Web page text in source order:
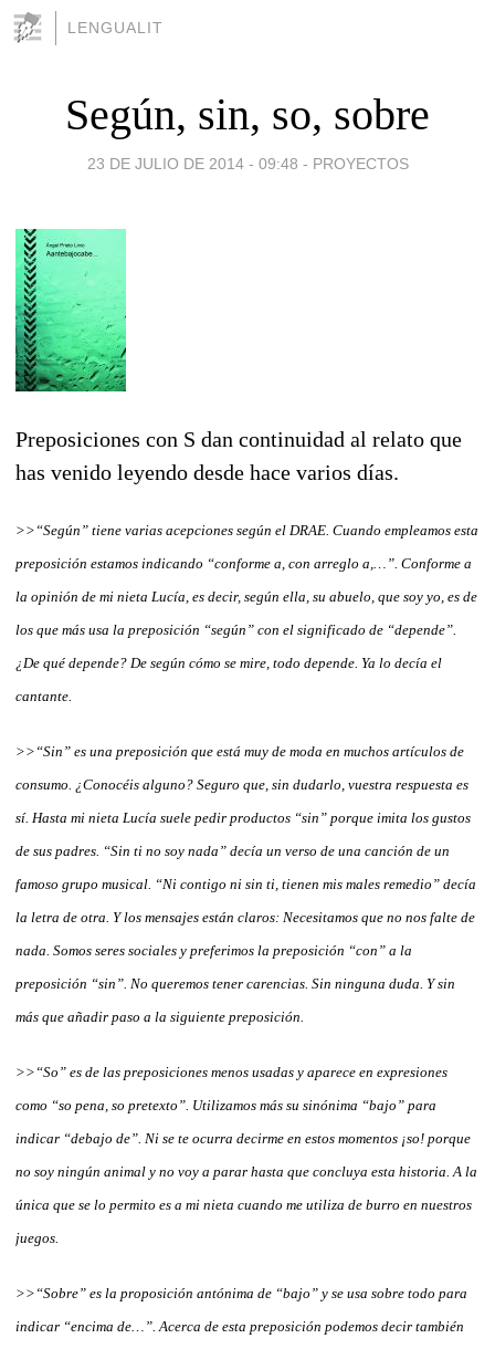
LENGUALIT
Según, sin, so, sobre
23 DE JULIO DE 2014 - 09:48 - PROYECTOS
Preposiciones con S dan continuidad al relato que
has venido leyendo desde hace varios días.
>>“Según” tiene varias acepciones según el DRAE. Cuando empleamos esta
preposición estamos indicando “conforme a, con arreglo a,…”. Conforme a
la opinión de mi nieta Lucía, es decir, según ella, su abuelo, que soy yo, es de
los que más usa la preposición “según” con el significado de “depende”.
¿De qué depende? De según cómo se mire, todo depende. Ya lo decía el
cantante.
>>“Sin” es una preposición que está muy de moda en muchos artículos de
consumo. ¿Conocéis alguno? Seguro que, sin dudarlo, vuestra respuesta es
sí. Hasta mi nieta Lucía suele pedir productos “sin” porque imita los gustos
de sus padres. “Sin ti no soy nada” decía un verso de una canción de un
famoso grupo musical. “Ni contigo ni sin ti, tienen mis males remedio” decía
la letra de otra. Y los mensajes están claros: Necesitamos que no nos falte de
nada. Somos seres sociales y preferimos la preposición “con” a la
preposición “sin”. No queremos tener carencias. Sin ninguna duda. Y sin
más que añadir paso a la siguiente preposición.
>>“So” es de las preposiciones menos usadas y aparece en expresiones
como “so pena, so pretexto”. Utilizamos más su sinónima “bajo” para
indicar “debajo de”. Ni se te ocurra decirme en estos momentos ¡so! porque
no soy ningún animal y no voy a parar hasta que concluya esta historia. A la
única que se lo permito es a mi nieta cuando me utiliza de burro en nuestros
juegos.
>>“Sobre” es la proposición antónima de “bajo” y se usa sobre todo para
indicar “encima de…”. Acerca de esta preposición podemos decir también